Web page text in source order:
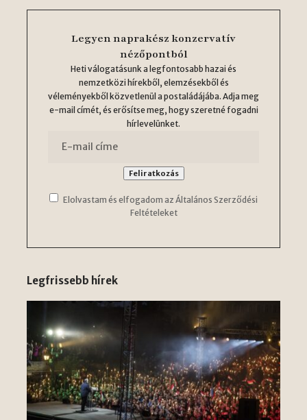
Legyen naprakész konzervatív
nézőpontból
Heti válogatásunk a legfontosabb hazai és
nemzetközi hírekből, elemzésekből és
véleményekből közvetlenül a postaládájába. Adja meg
e-mail címét, és erősítse meg, hogy szeretné fogadni
hírlevelünket.
Elolvastam és elfogadom az Általános Szerződési
Feltételeket
Legfrissebb hírek